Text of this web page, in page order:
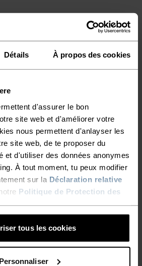
Détails À propos des cookies
d'assurer le bon
site web et d'améliorer votre
nous permettent d'anlayser les
site web, de te proposer du
et d'utiliser des données anonymes
À tout moment, tu peux modifier
sur la Déclaration relative
Politique de Protection des
tous les cookies
Personnaliser
ÉLEVÉ
TISSU
MERINO
seconde peau - extensible,
excellent transfert d'humidité,
Synthétique - sensation
exceptionnellement léger,
aide à réguler la
sèche plus rapidement que les
une plus grande résistance dans